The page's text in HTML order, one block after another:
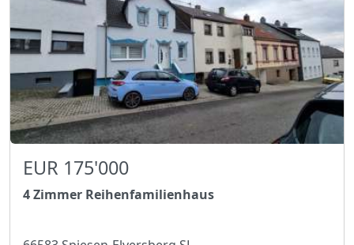
EUR 175'000
4 Zimmer Reihenfamilienhaus